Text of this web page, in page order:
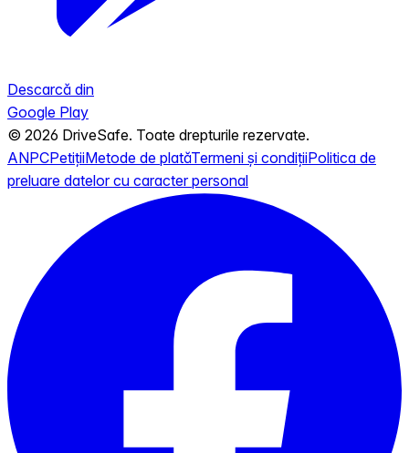
Descarcă din
Google Play
© 2026 DriveSafe. Toate drepturile rezervate.
ANPCPetițiiMetode de platăTermeni și condițiiPolitica de
preluare datelor cu caracter personal